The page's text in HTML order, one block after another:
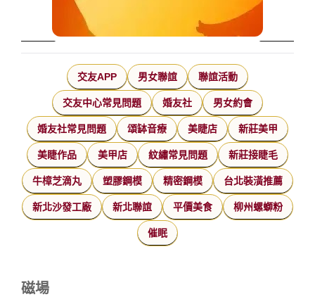
交友APP 男女聯誼 聯誼活動
交友中心常見問題 婚友社 男女約會
婚友社常見問題 頌缽音療 美睫店 新莊美甲
美睫作品 美甲店 紋繡常見問題 新莊接睫毛
牛樟芝滴丸 塑膠鋼模 精密鋼模 台北裝潢推薦
新北沙發工廠 新北聯誼 平價美食 柳州螺螄粉
催眠
磁場